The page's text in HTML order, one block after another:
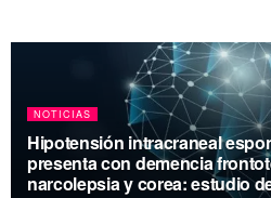
NOTICIAS
Hipotensión intracraneal
presenta con demencia
narcolepsia y corea: estudio